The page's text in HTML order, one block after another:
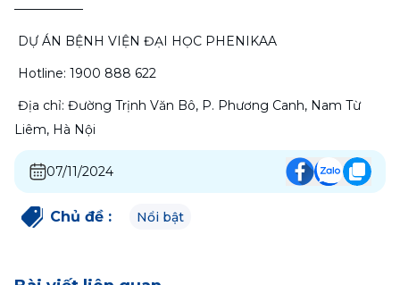
—————–
DỰ ÁN BỆNH VIỆN ĐẠI HỌC PHENIKAA
Hotline: 1900 888 622
Liêm, Hà Nội
07/11/2024
Chủ đề : Nổi bật